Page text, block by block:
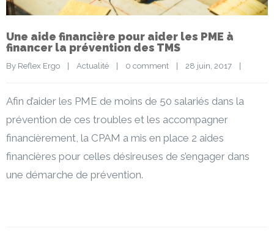
Une aide financière pour aider les PME à
financer la prévention des TMS
By Reflex Ergo | Actualité | 0 comment | 28 juin, 2017 |
Afin d’aider les PME de moins de 50 salariés dans la
prévention de ces troubles et les accompagner
financièrement, la CPAM a mis en place 2 aides
financières pour celles désireuses de s’engager dans
une démarche de prévention.